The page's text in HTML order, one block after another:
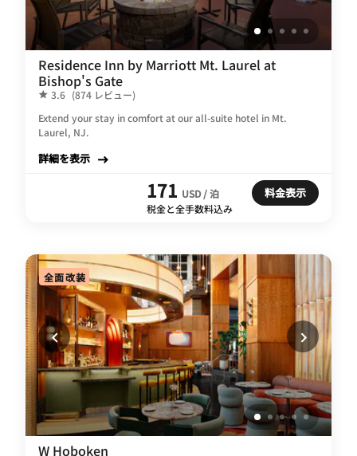
Residence Inn by Marriott Mt. Laurel at
Bishop's Gate
3.6 (874 レビュー)
Extend your stay in comfort at our all-suite hotel in Mt.
Laurel, NJ.
詳細を表示
171 USD / 泊
税金と全手数料込み
料金表示
全面改装
W Hoboken